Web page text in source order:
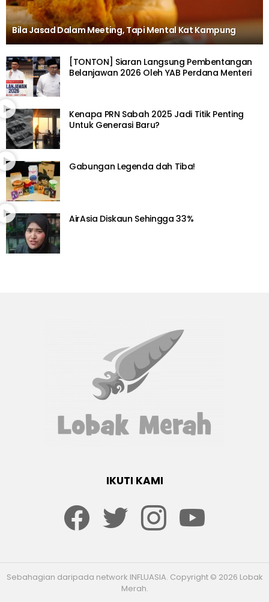
Bila Jasad Dalam Meeting, Tapi Mental Kat Kampung
[TONTON] Siaran Langsung Pembentangan
Belanjawan 2026 Oleh YAB Perdana Menteri
Kenapa PRN Sabah 2025 Jadi Titik Penting
Untuk Generasi Baru?
Gabungan Legenda dah Tiba!
AirAsia Diskaun Sehingga 33%
IKUTI KAMI
Sebahagian daripada network INFLUASIA. Copyright © 2026 Lobak
Merah.